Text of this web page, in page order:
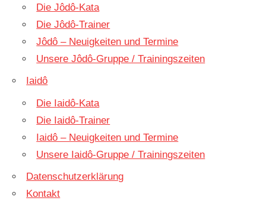
Die Jôdô-Kata
Die Jôdô-Trainer
Jôdô – Neuigkeiten und Termine
Unsere Jôdô-Gruppe / Trainingszeiten
Iaidô
Die Iaidô-Kata
Die Iaidô-Trainer
Iaidô – Neuigkeiten und Termine
Unsere Iaidô-Gruppe / Trainingszeiten
Datenschutzerklärung
Kontakt